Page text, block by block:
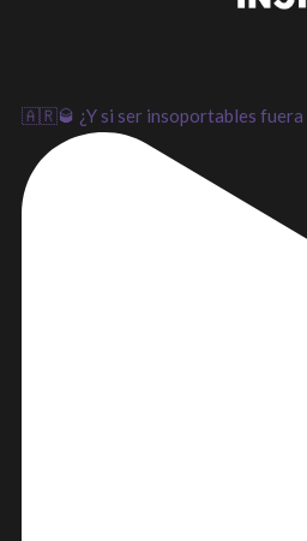
🇦🇷🥃 ¿Y si ser insoportables fuera